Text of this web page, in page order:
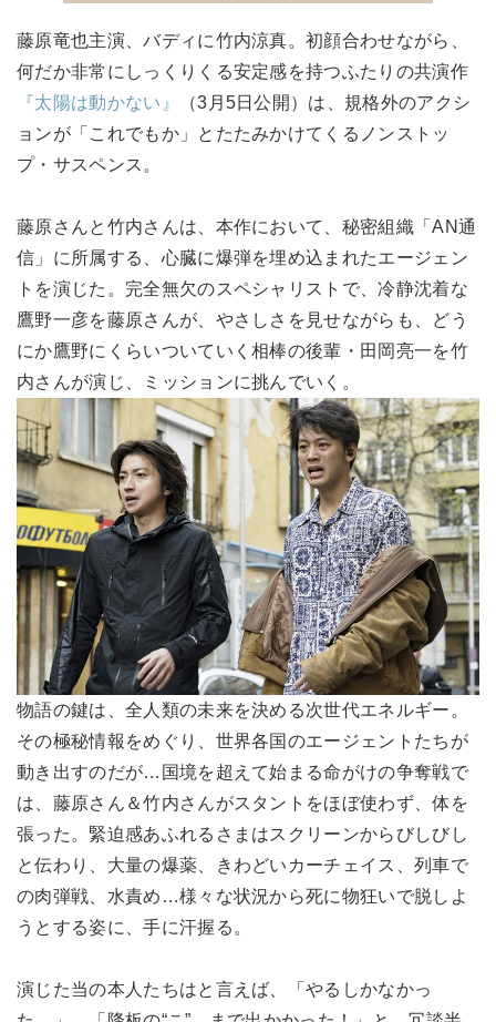
藤原竜也主演、バディに竹内涼真。初顔合わせながら、
何だか非常にしっくりくる安定感を持つふたりの共演作
『太陽は動かない』
（3月5日公開）は、規格外のアクシ
ョンが「これでもか」とたたみかけてくるノンストッ
プ・サスペンス。
藤原さんと竹内さんは、本作において、秘密組織「AN通
信」に所属する、心臓に爆弾を埋め込まれたエージェン
トを演じた。完全無欠のスペシャリストで、冷静沈着な
鷹野一彦を藤原さんが、やさしさを見せながらも、どう
にか鷹野にくらいついていく相棒の後輩・田岡亮一を竹
内さんが演じ、ミッションに挑んでいく。
物語の鍵は、全人類の未来を決める次世代エネルギー。
その極秘情報をめぐり、世界各国のエージェントたちが
動き出すのだが…国境を超えて始まる命がけの争奪戦で
は、藤原さん＆竹内さんがスタントをほぼ使わず、体を
張った。緊迫感あふれるさまはスクリーンからびしびし
と伝わり、大量の爆薬、きわどいカーチェイス、列車で
の肉弾戦、水責め…様々な状況から死に物狂いで脱しよ
うとする姿に、手に汗握る。
演じた当の本人たちはと言えば、「やるしかなかっ